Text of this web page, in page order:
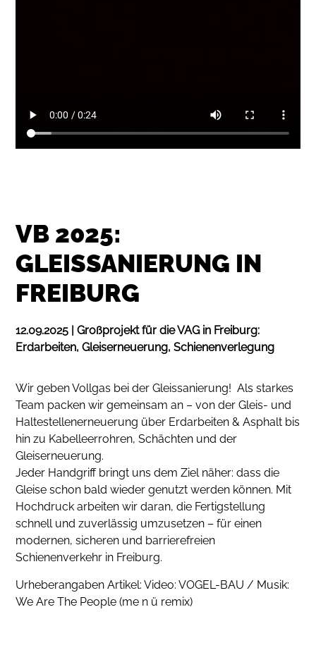
VB 2025:
GLEISSANIERUNG IN
FREIBURG
12.09.2025 | Großprojekt für die VAG in Freiburg:
Erdarbeiten, Gleiserneuerung, Schienenverlegung
Wir geben Vollgas bei der Gleissanierung! Als starkes
Team packen wir gemeinsam an – von der Gleis- und
Haltestellenerneuerung über Erdarbeiten & Asphalt bis
hin zu Kabelleerrohren, Schächten und der
Gleiserneuerung.
Jeder Handgriff bringt uns dem Ziel näher: dass die
Gleise schon bald wieder genutzt werden können. Mit
Hochdruck arbeiten wir daran, die Fertigstellung
schnell und zuverlässig umzusetzen – für einen
modernen, sicheren und barrierefreien
Schienenverkehr in Freiburg.
Urheberangaben Artikel: Video: VOGEL-BAU / Musik:
We Are The People (me n ü remix)